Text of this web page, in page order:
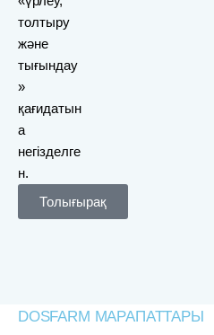
толтыру
және
тығындау
»
қағидатын
а
негізделге
н.
Толығырақ
DOSFARM МАРАПАТТАРЫ